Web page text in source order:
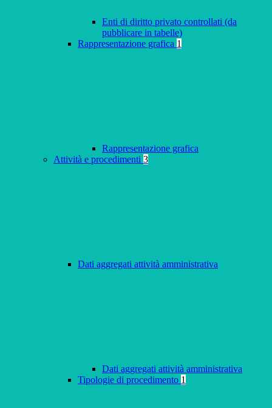
Enti di diritto privato controllati (da
pubblicare in tabelle)
Rappresentazione grafica 1
Rappresentazione grafica
Attività e procedimenti 3
Dati aggregati attività amministrativa
Dati aggregati attività amministrativa
Tipologie di procedimento 1